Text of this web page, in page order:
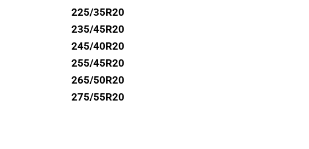
225/35R20
235/45R20
245/40R20
255/45R20
265/50R20
275/55R20